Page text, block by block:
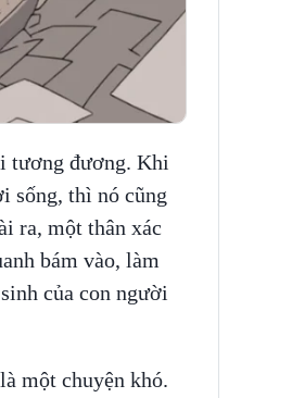
tương đương. Khi
sống, thì nó cũng
ra, một thân xác
bám vào, làm
của con người
một chuyện khó.